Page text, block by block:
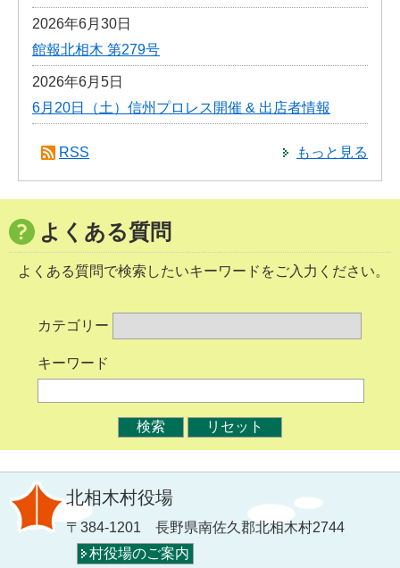
2026年6月30日
館報北相木 第279号
2026年6月5日
6月20日（土）信州プロレス開催 & 出店者情報
もっと見る
RSS
よくある質問
よくある質問で検索したいキーワードをご入力ください。
カテゴリー
キーワード
北相木村役場
〒384-1201 長野県南佐久郡北相木村2744
村役場のご案内